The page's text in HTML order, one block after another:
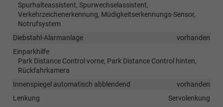
Spurhalteassistent, Spurwechselassistent,
Verkehrzeichenerkennung, Müdigkeitserkennungs-Sensor,
Notrufsystem
Diebstahl-Alarmanlage
vorhanden
Einparkhilfe
Park Distance Control vorne, Park Distance Control hinten,
Rückfahrkamera
Innenspiegel automatisch abblendend
vorhanden
Lenkung
Servolenkung